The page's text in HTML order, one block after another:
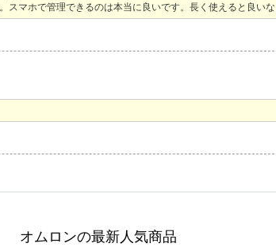
マホで管理できるのは本当に良いです。長く使えると良いな
オムロンの最新人気商品